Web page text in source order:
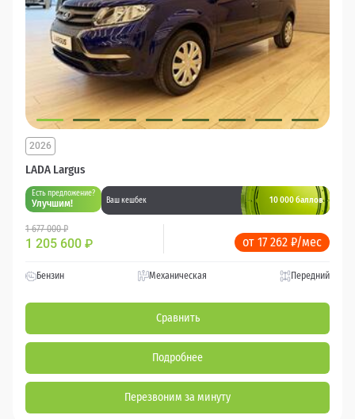
LADA Largus
2026
Есть предложение?
Улучшим! Ваш кешбек 10 000 баллов
1 677 000 ₽
1 205 600 ₽ от 17 262 ₽/мес
Бензин Механическая Передний
Сравнить
Подробнее
Перезвоним за минуту